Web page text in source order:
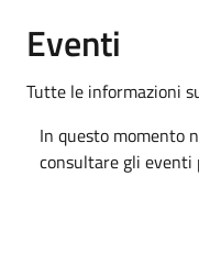
Eventi
Tutte le informazioni
In questo momento
consultare gli eventi